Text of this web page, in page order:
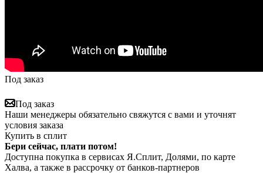
Под заказ
Под заказ
Наши менеджеры обязательно свяжутся с вами и уточнят
условия заказа
Купить в сплит
Бери сейчас, плати потом!
Доступна покупка в сервисах Я.Сплит, Долями, по карте
Халва, а также в рассрочку от банков-партнеров